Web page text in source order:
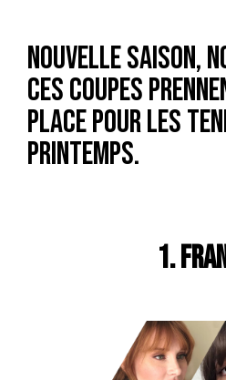
Nouvelle saison,
Ces coupes
place pour les
printemps.
1.